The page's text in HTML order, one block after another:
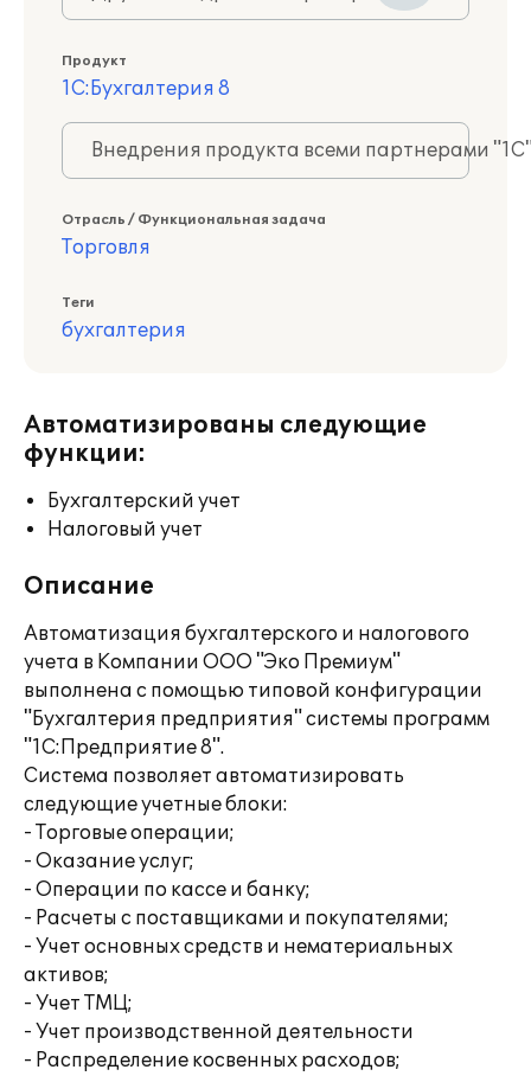
Продукт
1С:Бухгалтерия 8
Внедрения продукта всеми партнерами
Отрасль / Функциональная задача
Торговля
Теги
бухгалтерия
Автоматизированы следующие
функции:
Бухгалтерский учет
Налоговый учет
Описание
Автоматизация бухгалтерского и налогового
учета в Компании ООО "Эко Премиум"
выполнена с помощью типовой конфигурации
"Бухгалтерия предприятия" системы программ
"1С:Предприятие 8".
Система позволяет автоматизировать
следующие учетные блоки:
- Торговые операции;
- Оказание услуг;
- Операции по кассе и банку;
- Расчеты с поставщиками и покупателями;
- Учет основных средств и нематериальных
активов;
- Учет ТМЦ;
- Учет производственной деятельности
- Распределение косвенных расходов;